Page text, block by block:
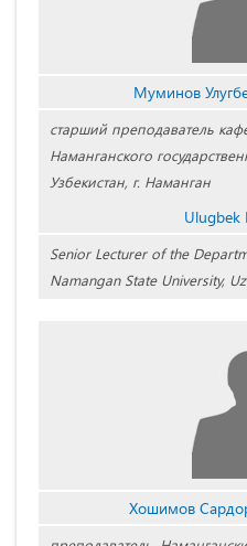
Муминов
старший преподаватель
Наманганского
Узбекистан, г. Наманган
Ulugbek
Senior Lecturer of the
Namangan State University,
Хошимов